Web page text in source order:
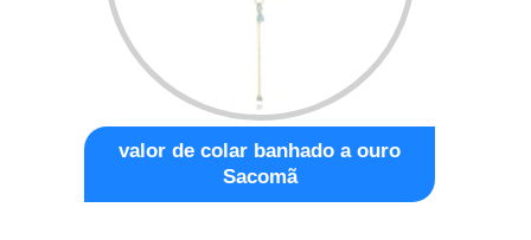
valor de colar banhado a ouro
Sacomã